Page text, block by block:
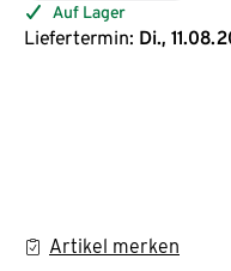
Auf Lager
Liefertermin: Di.,
Artikel merken